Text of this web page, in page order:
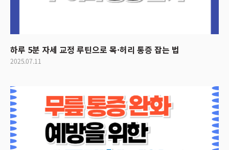
하루 5분 자세 교정 루틴으로 목·허리 통증 잡는 법
2025.07.11